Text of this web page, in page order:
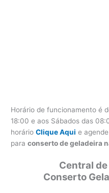
Horário de funcionamento é
18:00 e aos Sábados das
horárioClique Aqui e
paraconserto de geladeira
Central
Conserto